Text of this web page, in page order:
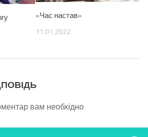
«Час настав»
11.01.2022
вам необхідно